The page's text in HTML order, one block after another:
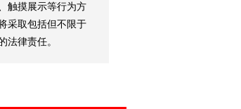
触摸展示等行为方
采取包括但不限于
法律责任。